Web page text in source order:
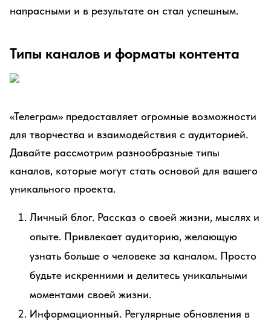
напрасными и в результате он стал успешным.
Типы каналов и форматы контента
«Телеграм» предоставляет огромные возможности
для творчества и взаимодействия с аудиторией.
Давайте рассмотрим разнообразные типы
каналов, которые могут стать основой для вашего
уникального проекта.
Личный блог. Рассказ о своей жизни, мыслях и
опыте. Привлекает аудиторию, желающую
узнать больше о человеке за каналом. Просто
будьте искренними и делитесь уникальными
моментами своей жизни.
Информационный. Регулярные обновления в